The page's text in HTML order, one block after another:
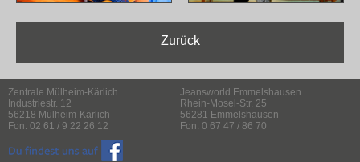
Zurück
Zentrale Mülheim-Kärlich
Industriestr. 12
56218 Mülheim-Kärlich
Fon: 02 61 / 9 22 26 12
Jeansworld Emmelshausen
Rhein-Mosel-Str. 25
56281 Emmelshausen
Fon: 0 67 47 / 86 70